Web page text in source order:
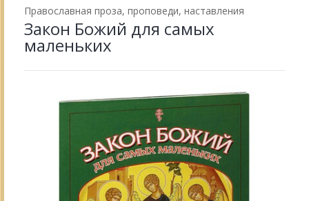
Православная проза, проповеди, наставления
Закон Божий для самых
маленьких